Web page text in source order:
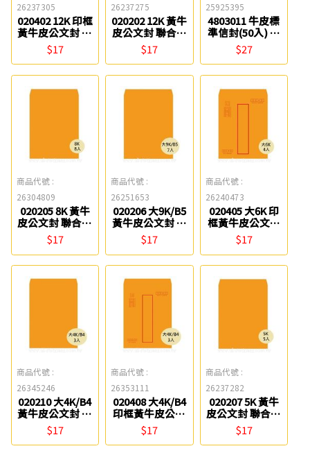
26237305
020402 12K 印框
黃牛皮公文封 聯
合紙品
$17
26237275
020202 12K 黃牛
皮公文封 聯合紙
品
$17
25925395
4803011 牛皮標
準信封(50入) 聯
合紙品
$27
商品代號 :
26304809
020205 8K 黃牛
皮公文封 聯合紙
品
$17
商品代號 :
26251653
020206 大9K/B5
黃牛皮公文封 聯
合紙品
$17
商品代號 :
26240473
020405 大6K 印
框黃牛皮公文封
聯合紙品
$17
商品代號 :
26345246
020210 大4K/B4
黃牛皮公文封 聯
合紙品
$17
商品代號 :
26353111
020408 大4K/B4
印框黃牛皮公文
封 聯合紙品
$17
商品代號 :
26237282
020207 5K 黃牛
皮公文封 聯合紙
品
$17